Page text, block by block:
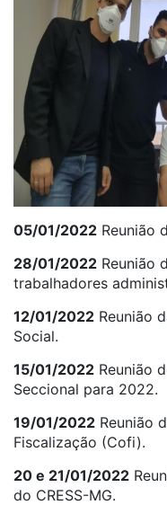
05/01/2022 Reunião
28/01/2022 Reunião
trabalhadores
12/01/2022 Reunião
Social.
15/01/2022 Reunião
Seccional para 2022.
19/01/2022 Reunião
Fiscalização (Cofi).
20 e 21/01/2022
do CRESS-MG.